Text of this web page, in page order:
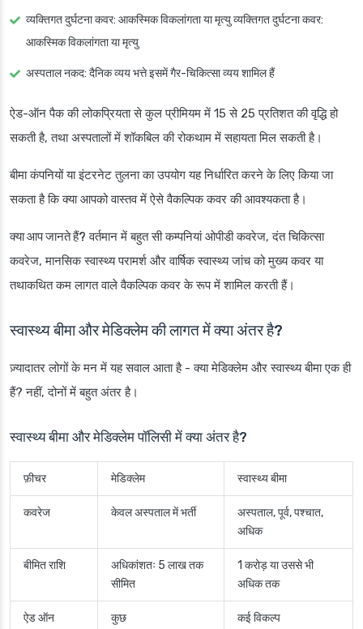
व्यक्तिगत दुर्घटना कवर: आकस्मिक विकलांगता या मृत्यु व्यक्तिगत दुर्घटना कवर:
आकस्मिक विकलांगता या मृत्यु
अस्पताल नकद: दैनिक व्यय भत्ते इसमें गैर-चिकित्सा व्यय शामिल हैं
ऐड-ऑन पैक की लोकप्रियता से कुल प्रीमियम में 15 से 25 प्रतिशत की वृद्धि हो
सकती है, तथा अस्पतालों में शॉकबिल की रोकथाम में सहायता मिल सकती है।
बीमा कंपनियों या इंटरनेट तुलना का उपयोग यह निर्धारित करने के लिए किया जा
सकता है कि क्या आपको वास्तव में ऐसे वैकल्पिक कवर की आवश्यकता है।
क्या आप जानते हैं? वर्तमान में बहुत सी कम्पनियां ओपीडी कवरेज, दंत चिकित्सा
कवरेज, मानसिक स्वास्थ्य परामर्श और वार्षिक स्वास्थ्य जांच को मुख्य कवर या
तथाकथित कम लागत वाले वैकल्पिक कवर के रूप में शामिल करती हैं।
स्वास्थ्य बीमा और मेडिक्लेम की लागत में क्या अंतर है?
ज़्यादातर लोगों के मन में यह सवाल आता है - क्या मेडिक्लेम और स्वास्थ्य बीमा एक ही
हैं? नहीं, दोनों में बहुत अंतर है।
स्वास्थ्य बीमा और मेडिक्लेम पॉलिसी में क्या अंतर है?
फ़ीचर मेडिक्लेम स्वास्थ्य बीमा
कवरेज केवल अस्पताल में भर्ती
अस्पताल, पूर्व, पश्चात,
अधिक
बीमित राशि
अधिकांशतः 5 लाख तक
सीमित
1 करोड़ या उससे भी
अधिक तक
ऐड ऑन कुछ कई विकल्प